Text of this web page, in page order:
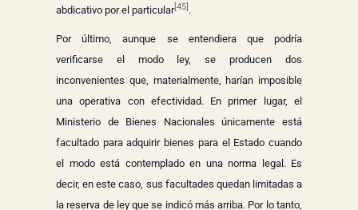
abdicativo por el particular[45] .
Por último, aunque se entendiera que podría
verificarse el modo ley, se producen dos
inconvenientes que, materialmente, harían imposible
una operativa con efectividad. En primer lugar, el
Ministerio de Bienes Nacionales únicamente está
facultado para adquirir bienes para el Estado cuando
el modo está contemplado en una norma legal. Es
decir, en este caso, sus facultades quedan limitadas a
la reserva de ley que se indicó más arriba. Por lo tanto,